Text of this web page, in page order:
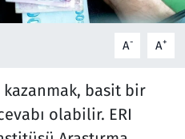
A- A+
basit bir
olabilir. ERI